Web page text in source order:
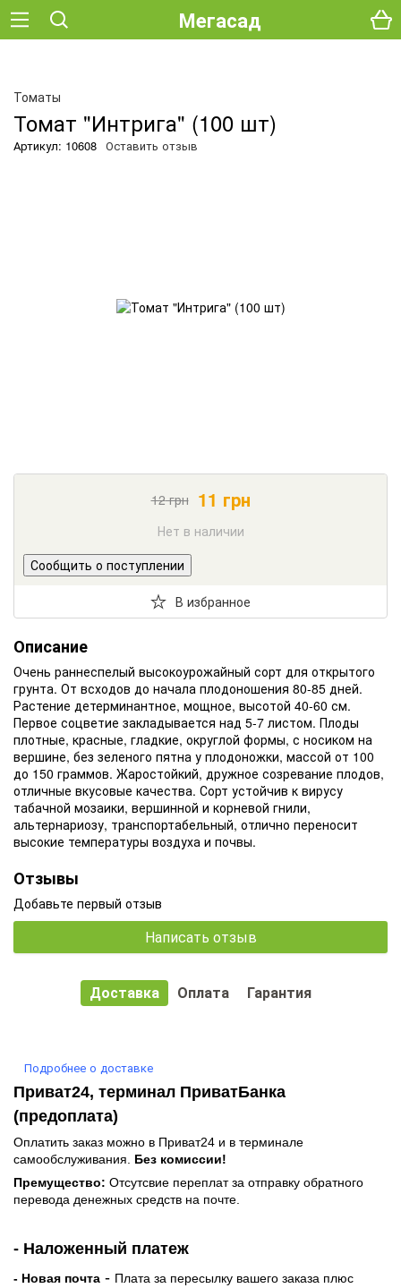
Мегасад
Томаты
Томат "Интрига" (100 шт)
Артикул: 10608 Оставить отзыв
12грн 11 грн
Нет в наличии
Сообщить о поступлении
В избранное
Описание
Очень раннеспелый высокоурожайный сорт для открытого
грунта. От всходов до начала плодоношения 80-85 дней.
Растение детерминантное, мощное, высотой 40-60 см.
Первое соцветие закладывается над 5-7 листом. Плоды
плотные, красные, гладкие, округлой формы, с носиком на
вершине, без зеленого пятна у плодоножки, массой от 100
до 150 граммов. Жаростойкий, дружное созревание плодов,
отличные вкусовые качества. Сорт устойчив к вирусу
табачной мозаики, вершинной и корневой гнили,
альтернариозу, транспортабельный, отлично переносит
высокие температуры воздуха и почвы.
Отзывы
Добавьте первый отзыв
Написать отзыв
Доставка Оплата Гарантия
Подробнее о доставке
Приват24, терминал ПриватБанка
(предоплата)
Оплатить заказ можно в Приват24 и в терминале
самообслуживания. Без комиссии!
Премущество: Отсутсвие переплат за отправку обратного
перевода денежных средств на почте.
- Наложенный платеж
- Новая почта - Плата за пересылку вашего заказа плюс